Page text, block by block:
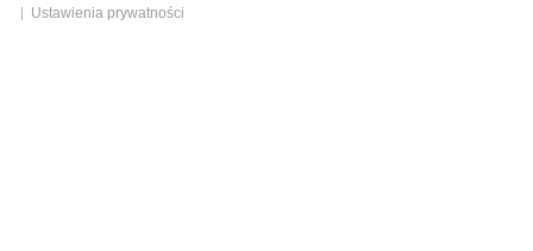
Ustawienia prywatności